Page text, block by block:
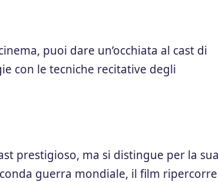
puoi dare un’occhiata al cast di
con le tecniche recitative degli
prestigioso, ma si distingue per la sua
guerra mondiale, il film ripercorre